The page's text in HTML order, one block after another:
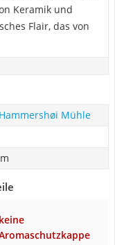
Keramik und
Flair, das von
Mühle
keine